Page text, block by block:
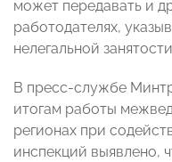
может передавать и
работодателях,
нелегальной
В пресс-службе
итогам работы
регионах при
инспекций выявлено,